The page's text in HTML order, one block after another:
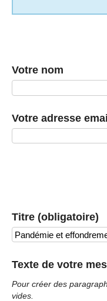
Votre nom
Votre adresse
Titre (obligatoire)
Texte de votre
Pour créer des
vides.